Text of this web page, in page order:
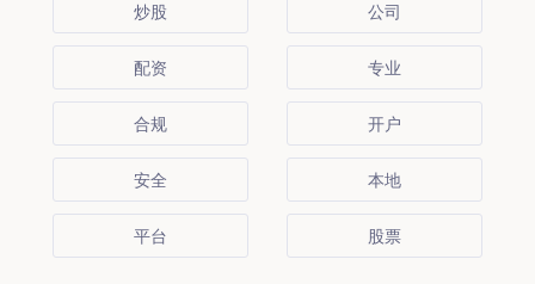
炒股 公司
配资 专业
合规 开户
安全 本地
平台 股票